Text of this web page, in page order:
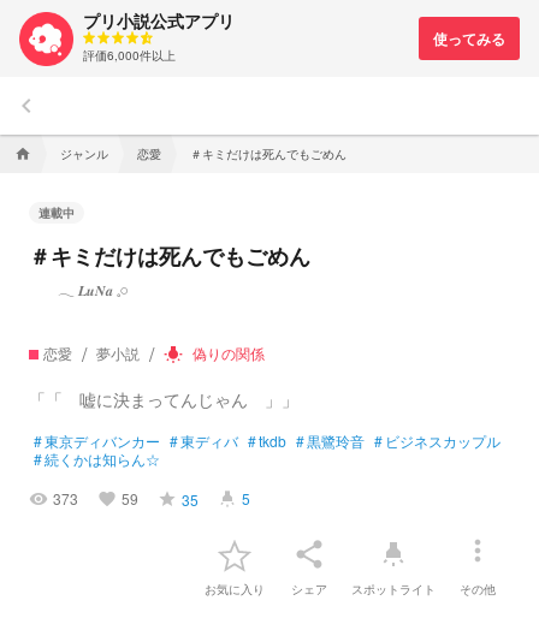
プリ小説公式アプリ
評価6,000件以上
keyboard_arrow_left
home ジャンル 恋愛 ＃キミだけは死んでもごめん
連載中
＃キミだけは死んでもごめん
𓂃 𝑳𝒖𝑵𝒂 𓈒𓏸
恋愛 夢小説 wb_incandescent 偽りの関係
「「 嘘に決まってんじゃん 」」
#東京ディバンカー #東ディバ #tkdb #黒鷺玲音 # ビジネスカップル
#続くかは知らん☆
visibility 373 favorite 59 grade 35 highlight 5
お気に入り
share
シェア
highlight
スポットライト
more_vert
その他